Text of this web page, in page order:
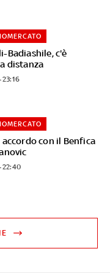
Badiashile, c'è
distanza
23:16
accordo con il Benfica
22:40